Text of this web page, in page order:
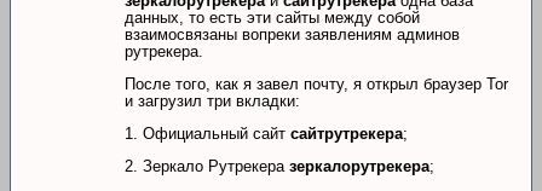
данных, то есть эти сайты между собой
взаимосвязаны вопреки заявлениям админов
рутрекера.
После того, как я завел почту, я открыл браузер Tor
и загрузил три вкладки:
1. Официальный сайт сайтрутрекера;
2. Зеркало Рутрекера зеркалорутрекера;